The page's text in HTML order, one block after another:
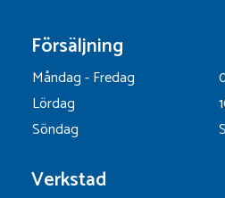
Försäljning
Måndag - Fredag
Lördag
Söndag
Verkstad